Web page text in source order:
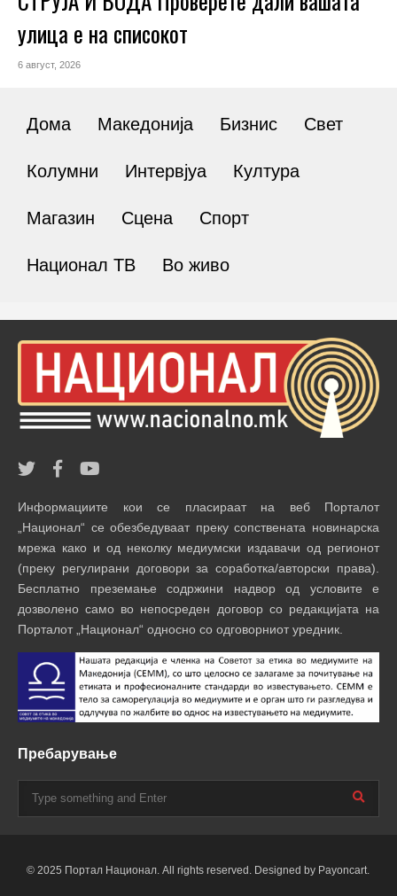
улица е на списокот
6 август, 2026
Дома Македонија Бизнис Свет
Колумни Интервјуа Култура
Магазин Сцена Спорт
Национал ТВ Во живо
Информациите кои се пласираат на веб Порталот
„Национал“ се обезбедуваат преку сопствената новинарска
мрежа како и од неколку медиумски издавачи од регионот
(преку регулирани договори за соработка/авторски права).
Бесплатно преземање содржини надвор од условите е
дозволено само во непосреден договор со редакцијата на
Порталот „Национал“ односно со одговорниот уредник.
Пребарување
© 2025 Портал Национал. All rights reserved. Designed by Payoncart.